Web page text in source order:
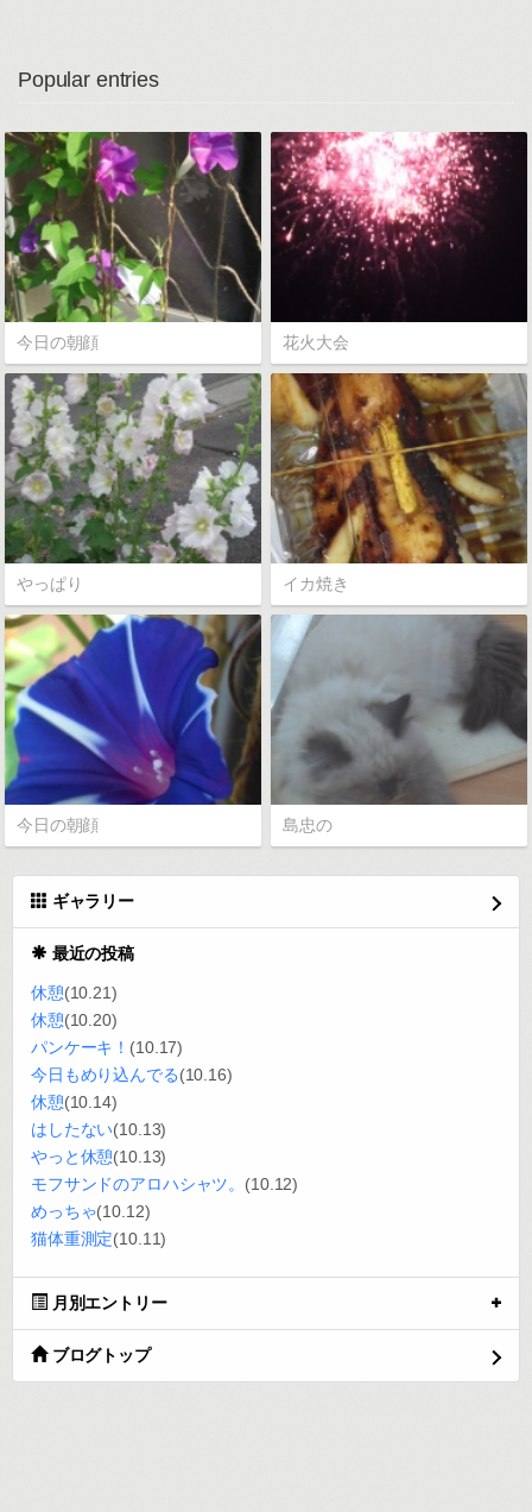
Popular entries
今日の朝顔 花火大会
やっぱり イカ焼き
今日の朝顔 島忠の
ギャラリー
最近の投稿
休憩(10.21)
休憩(10.20)
パンケーキ！ (10.17)
今日もめり込んでる(10.16)
休憩(10.14)
はしたない(10.13)
やっと休憩(10.13)
モフサンドのアロハシャツ。 (10.12)
めっちゃ(10.12)
猫体重測定(10.11)
月別エントリー
ブログトップ